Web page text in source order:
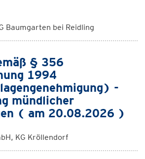
Baumgarten bei Reidling
§ 356
1994
-
mündlicher
( am 20.08.2026 )
KG Kröllendorf